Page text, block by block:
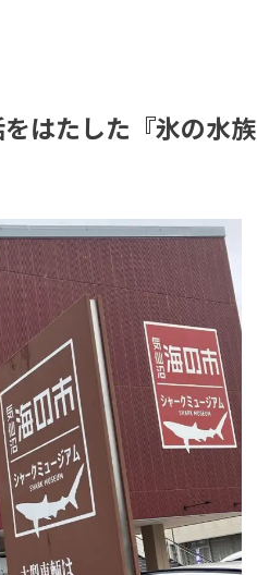
はたした『氷の水族